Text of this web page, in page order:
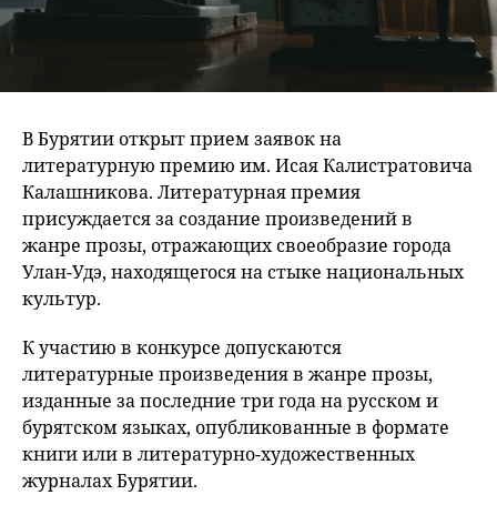
В Бурятии открыт прием заявок на
литературную премию им. Исая Калистратовича
Калашникова. Литературная премия
присуждается за создание произведений в
жанре прозы, отражающих своеобразие города
Улан-Удэ, находящегося на стыке национальных
культур.
К участию в конкурсе допускаются
литературные произведения в жанре прозы,
изданные за последние три года на русском и
бурятском языках, опубликованные в формате
книги или в литературно-художественных
журналах Бурятии.